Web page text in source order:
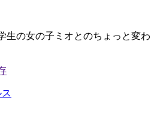
生の女の子ミオとのちょっと変わ